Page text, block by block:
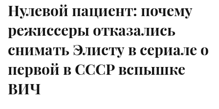
Нулевой пациент: почему
режиссеры отказались
снимать Элисту в сериале о
первой в СССР вспышке
ВИЧ